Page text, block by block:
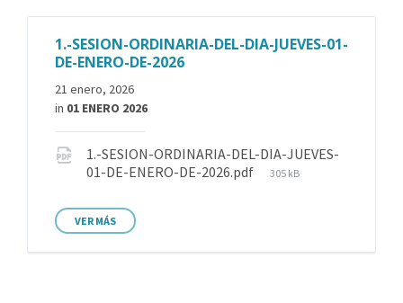
1.-SESION-ORDINARIA-DEL-DIA-JUEVES-01-
DE-ENERO-DE-2026
21 enero, 2026
in 01 ENERO 2026
1.-SESION-ORDINARIA-DEL-DIA-JUEVES-
01-DE-ENERO-DE-2026.pdf
305 kB
VER MÁS